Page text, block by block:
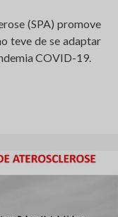
(SPA) promove
teve de se adaptar
COVID-19.